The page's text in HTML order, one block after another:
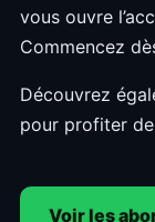
vous ouvre
Commencez
Découvrez
pour profiter
Voir les